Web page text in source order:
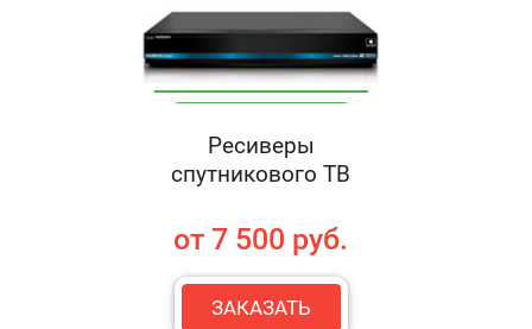
Ресиверы
спутникового ТВ
от 7 500 руб.
ЗАКАЗАТЬ